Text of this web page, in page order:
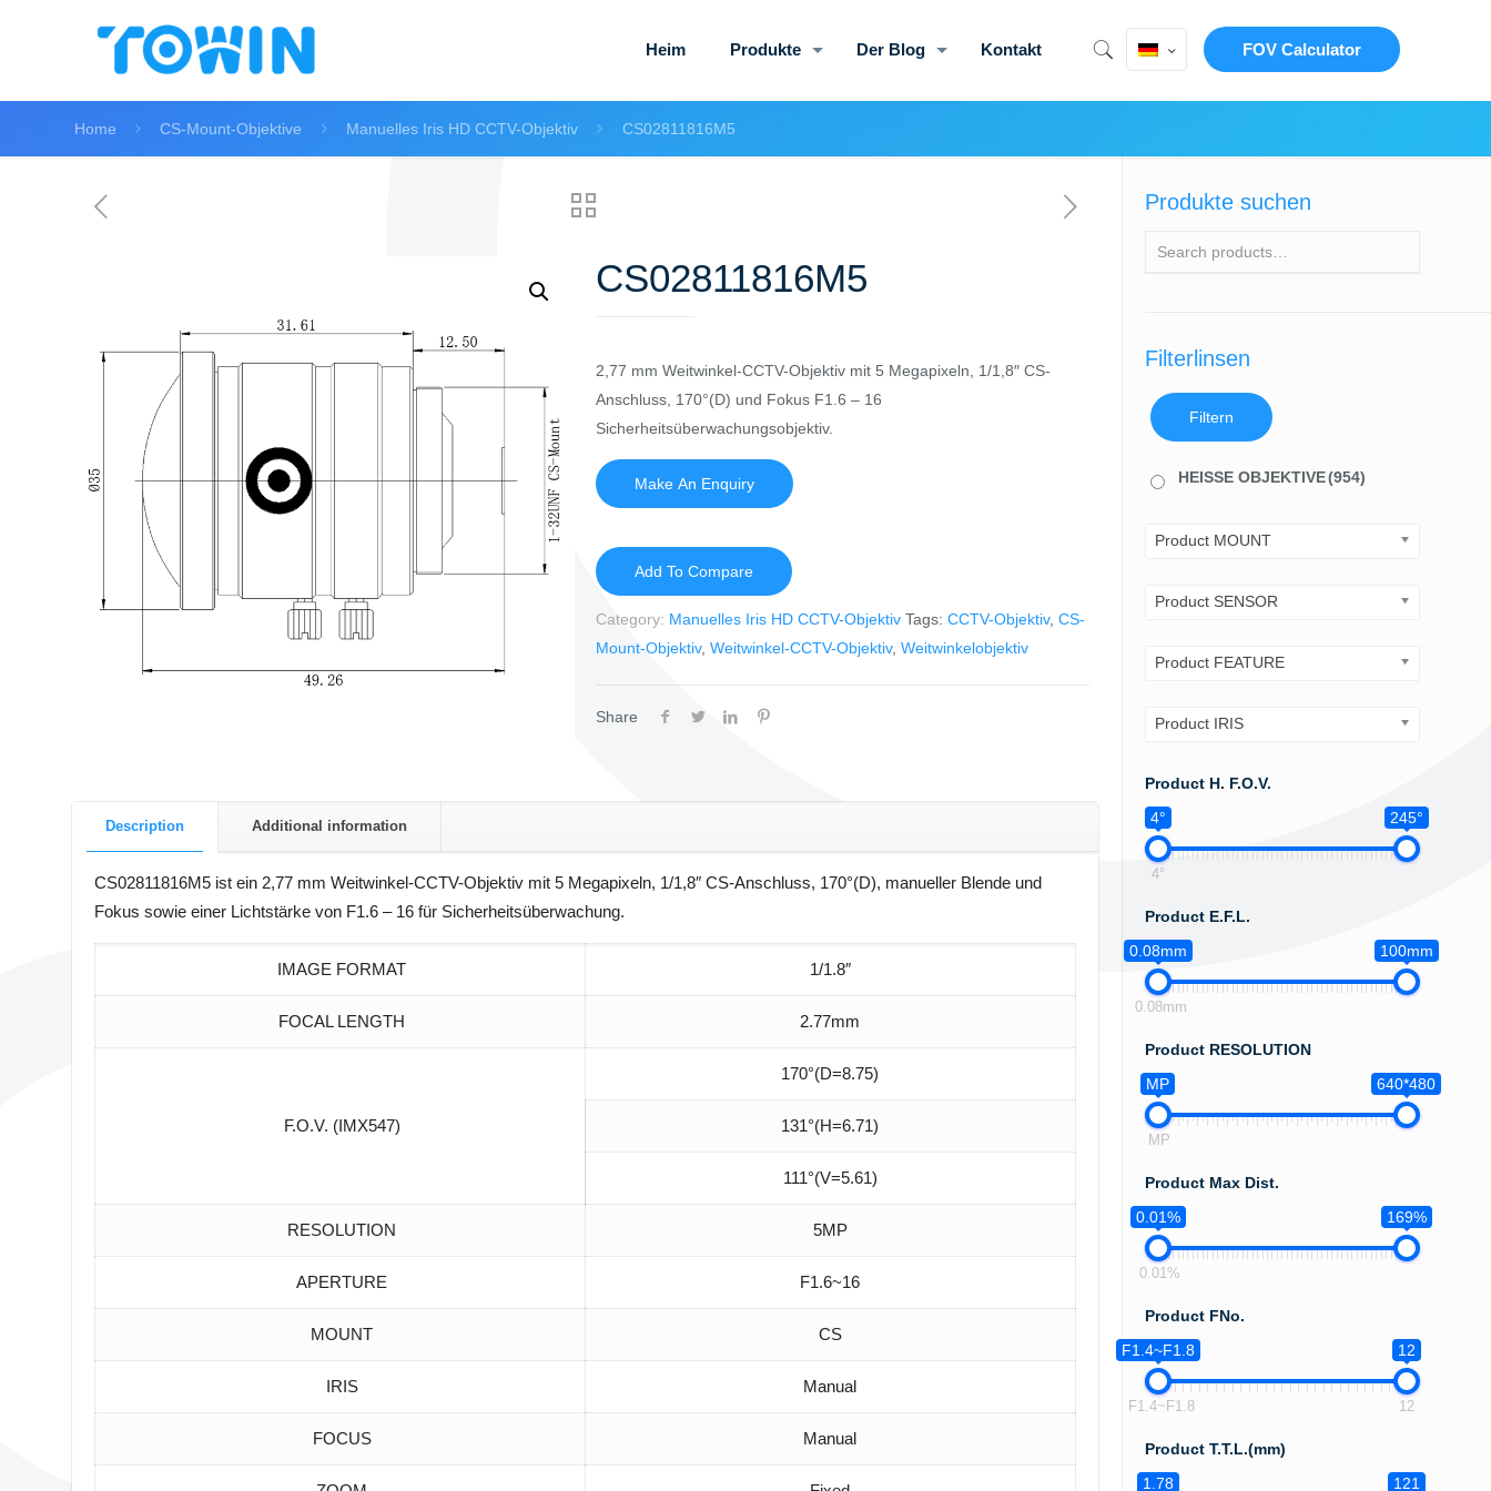
Heim Produkte Der Blog Kontakt FOV Calculator
Home CS-Mount-Objektive Manuelles Iris HD CCTV-Objektiv CS02811816M5
CS02811816M5
2,77 mm Weitwinkel-CCTV-Objektiv mit 5 Megapixeln, 1/1,8″ CS-
Anschluss, 170°(D) und Fokus F1.6 – 16
Sicherheitsüberwachungsobjektiv.
Add To Compare
Category: Manuelles Iris HD CCTV-Objektiv Tags: CCTV-Objektiv, CS-
Mount-Objektiv, Weitwinkel-CCTV-Objektiv, Weitwinkelobjektiv
Share
Description Additional information
CS02811816M5 ist ein 2,77 mm Weitwinkel-CCTV-Objektiv mit 5 Megapixeln, 1/1,8″ CS-Anschluss, 170°(D), manueller Blende und
Fokus sowie einer Lichtstärke von F1.6 – 16 für Sicherheitsüberwachung.
IMAGE FORMAT 1/1.8″
FOCAL LENGTH 2.77mm
F.O.V. (IMX547)
170°(D=8.75)
131°(H=6.71)
111°(V=5.61)
RESOLUTION 5MP
APERTURE F1.6~16
MOUNT CS
IRIS Manual
FOCUS Manual
Produkte suchen
Filterlinsen
Filtern
HEISSE OBJEKTIVE(954)
Product MOUNT
Product SENSOR
Product FEATURE
Product IRIS
Product H. F.O.V.
4°
245°
4°
Product E.F.L.
0.08mm
100mm
0.08mm
Product RESOLUTION
MP
640*480
MP
Product Max Dist.
0.01%
169%
0.01%
Product FNo.
F1.4~F1.8
12
F1.4~F1.8 12
Product T.T.L.(mm)
1.78
121